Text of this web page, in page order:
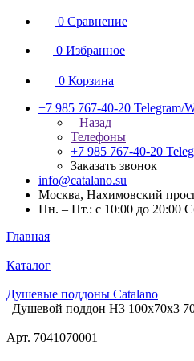
0 Сравнение
0 Избранное
0 Корзина
+7 985 767-40-20 Telegram/
Назад
Телефоны
+7 985 767-40-20
Заказать звонок
info@catalano.su
Москва, Нахимовский
Пн. – Пт.: с 10:00 до 20:00
Главная
Каталог
Душевые поддоны Catalano
Душевой поддон H3 100x70x3
Арт. 7041070001